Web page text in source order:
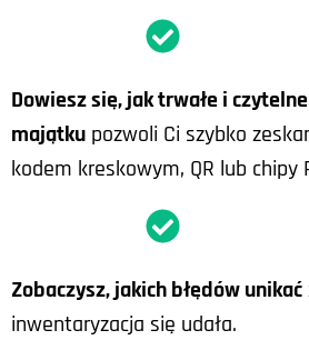
Dowiesz się, jak trwałe i
majątku pozwoli Ci szybko
kodem kreskowym, QR lub chipy
Zobaczysz, jakich błędów unikać
inwentaryzacja się udała.